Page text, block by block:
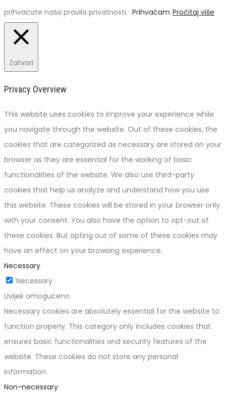
prihvaćate naša pravila privatnosti. Prihvaćam Pročitaj više
Zatvori
Privacy Overview
This website uses cookies to improve your experience while
you navigate through the website. Out of these cookies, the
cookies that are categorized as necessary are stored on your
browser as they are essential for the working of basic
functionalities of the website. We also use third-party
cookies that help us analyze and understand how you use
this website. These cookies will be stored in your browser only
with your consent. You also have the option to opt-out of
these cookies. But opting out of some of these cookies may
have an effect on your browsing experience.
Necessary
Necessary
Uvijek omogućeno
Necessary cookies are absolutely essential for the website to
function properly. This category only includes cookies that
ensures basic functionalities and security features of the
website. These cookies do not store any personal
information.
Non-necessary